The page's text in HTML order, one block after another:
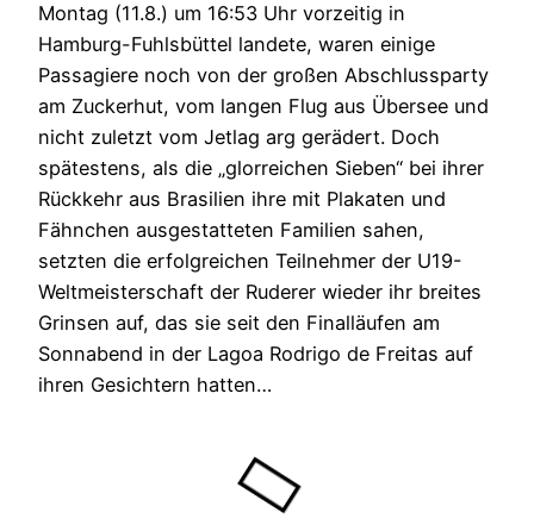
Montag (11.8.) um 16:53 Uhr vorzeitig in
Hamburg-Fuhlsbüttel landete, waren einige
Passagiere noch von der großen Abschlussparty
am Zuckerhut, vom langen Flug aus Übersee und
nicht zuletzt vom Jetlag arg gerädert. Doch
spätestens, als die „glorreichen Sieben“ bei ihrer
Rückkehr aus Brasilien ihre mit Plakaten und
Fähnchen ausgestatteten Familien sahen,
setzten die erfolgreichen Teilnehmer der U19-
Weltmeisterschaft der Ruderer wieder ihr breites
Grinsen auf, das sie seit den Finalläufen am
Sonnabend in der Lagoa Rodrigo de Freitas auf
ihren Gesichtern hatten…